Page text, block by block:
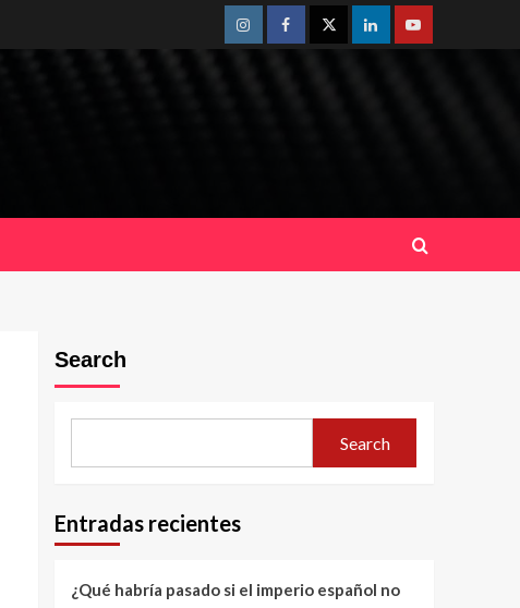
InstagramFacebookTwitterLinkedinYoutube
Search
Search
Entradas recientes
¿Qué habría pasado si el imperio español no